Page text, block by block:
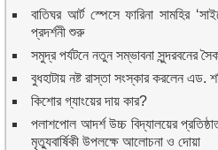
বাতিঘর আর্ট স্পেসে ফারিনা সামহির
প্রদর্শনী শুরু
সমুদ্র পর্যটনে নতুন সম্ভাবনা সুন্দরবনের
বুধহাটায় নষ্ট রাস্তা সংস্কার করলেন এড.
কিশোর গ্যাংয়ের দায় কার?
পলাশপোল আদর্শ উচ্চ বিদ্যালয়ের
মৃত্যুবার্ষিকী উপলক্ষে আলোচনা ও দোয়া